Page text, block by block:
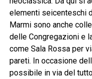
elementi seicenteschi
Marmi sono anche
delle Congregazioni e
come Sala Rossa per
pareti. In occasione
possibile in via del